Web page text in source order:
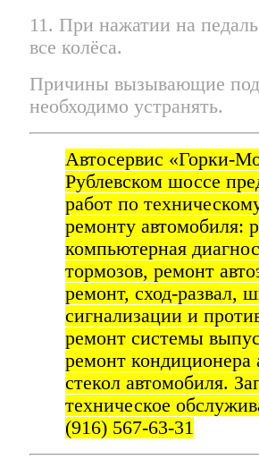
11. При нажатии на
все колёса.
Причины вызывающие
необходимо устранять.
Автосервис «Горки-
Рублевском шоссе
работ по
ремонту автомобиля:
компьютерная
тормозов, ремонт
ремонт, сход-развал,
сигнализации и
ремонт системы
ремонт кондиционера
стекол автомобиля.
техническое
(916) 567-63-31